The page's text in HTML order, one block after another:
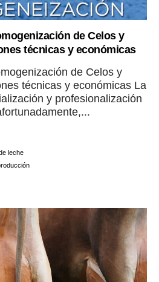
de Celos y
técnicas y económicas
de Celos y
técnicas y económicas La
y profesionalización
leche